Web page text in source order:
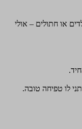
או חתולים – אולי